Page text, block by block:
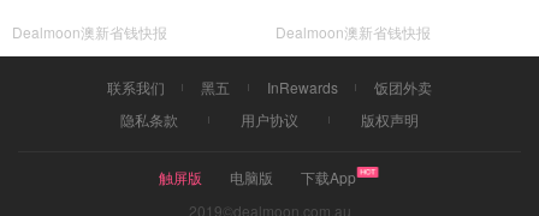
Dealmoon澳新省钱快报 Dealmoon澳新省钱快报
联系我们 黑五 InRewards
饭团外卖
隐私条款
用户协议 版权声明
触屏版 电脑版
下载App
2019©dealmoon.com.au